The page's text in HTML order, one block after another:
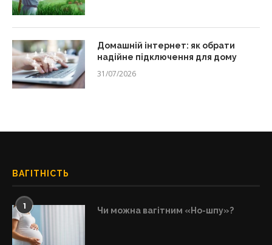
Домашній інтернет: як обрати
надійне підключення для дому
31/07/2026
ВАГІТНІСТЬ
1 Чи можна вагітним «Но-шпу»?